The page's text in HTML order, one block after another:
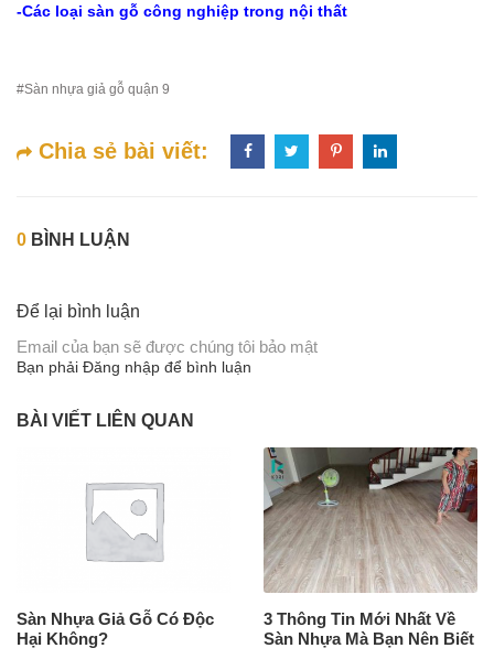
-Các loại sàn gỗ công nghiệp trong nội thất
#Sàn nhựa giả gỗ quận 9
Chia sẻ bài viết:
0 BÌNH LUẬN
Để lại bình luận
Email của bạn sẽ được chúng tôi bảo mật
Bạn phải Đăng nhập để bình luận
BÀI VIẾT LIÊN QUAN
Sàn Nhựa Giả Gỗ Có Độc
Hại Không?
3 Thông Tin Mới Nhất Về
Sàn Nhựa Mà Bạn Nên Biết